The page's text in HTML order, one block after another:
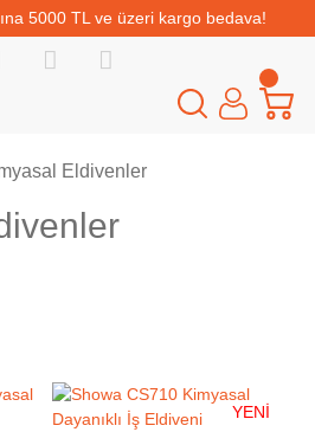
5000 TL ve üzeri kargo bedava!
Eldivenler
YENİ